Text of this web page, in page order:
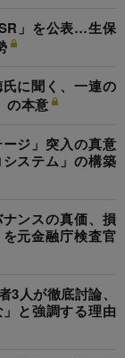
」を公表…生保
に聞く、一連の
の本意
ジ」突入の真意
ステム」の構築
ンスの真価、損
元金融庁検査官
人が徹底討論、
と強調する理由